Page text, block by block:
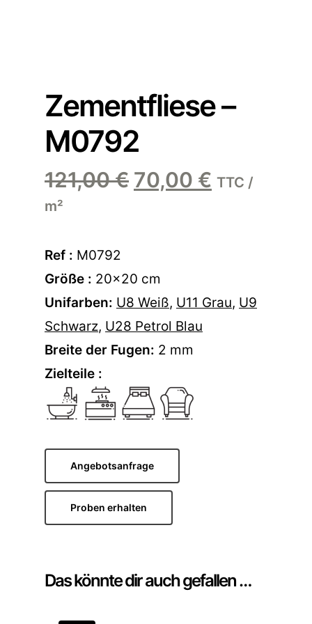
Zementfliese –
M0792
121,00€ Ursprünglicher
Preis
70,00 € Aktueller
TTC /
m²
Ref : M0792
Größe : 20×20 cm
Unifarben: U8 Weiß, U11 Grau, U9
Schwarz, U28 Petrol Blau
Breite der Fugen: 2 mm
Zielteile :
Angebotsanfrage
Proben erhalten
Das könnte dir auch gefallen …